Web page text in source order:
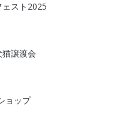
スト2025
猫譲渡会
ョップ